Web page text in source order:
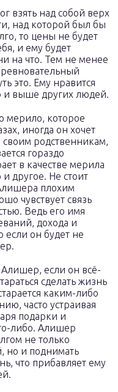
взять над собой верх
над которой был бы
то цены не будет
и ему будет
на что. Тем не менее
это. Ему нравится
и выше других людей.
мерило, которое
иногда он хочет
своим родственникам,
гораздо
в качестве мерила
другое. Не стоит
плохим
чувствует связь
Ведь его имя
дохода и
если он будет не
Алишер, если он всё-
сделать жизнь
каким-либо
часто устраивая
подарки и
либо. Алишер
не только
но и поднимать
что прибавляет ему